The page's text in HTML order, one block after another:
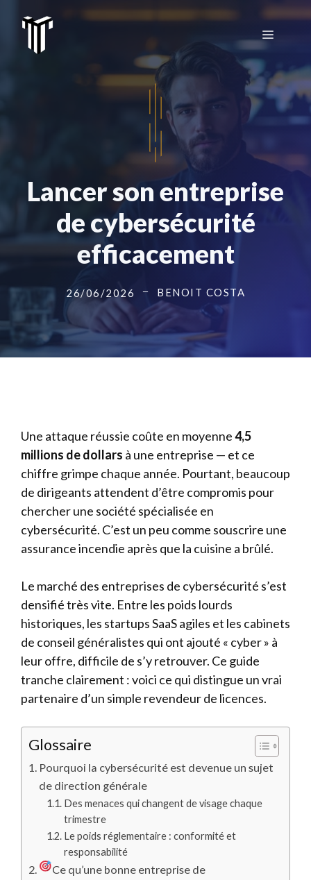
contenu
Menu
Lancer son entreprise
de cybersécurité
efficacement
26/06/2026 BENOIT COSTA
Une attaque réussie coûte en moyenne4,5
millions de dollars à une entreprise — et ce
chiffre grimpe chaque année. Pourtant, beaucoup
de dirigeants attendent d’être compromis pour
chercher une société spécialisée en
cybersécurité. C’est un peu comme souscrire une
assurance incendie après que la cuisine a brûlé.
Le marché des entreprises de cybersécurité s’est
densifié très vite. Entre les poids lourds
historiques, les startups SaaS agiles et les cabinets
de conseil généralistes qui ont ajouté « cyber » à
leur offre, difficile de s’y retrouver. Ce guide
tranche clairement : voici ce qui distingue un vrai
partenaire d’un simple revendeur de licences.
Glossaire
Pourquoi la cybersécurité est devenue un sujet
de direction générale
Des menaces qui changent de visage chaque
trimestre
Le poids réglementaire : conformité et
responsabilité
Ce qu’une bonne entreprise de